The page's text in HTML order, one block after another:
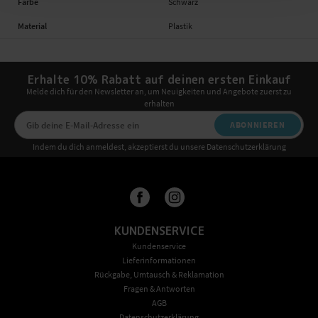
Material Plastik
Erhalte 10% Rabatt auf deinen ersten Einkauf
Melde dich für den Newsletter an, um Neuigkeiten und Angebote zuerst zu
erhalten
ABONNIEREN
Indem du dich anmeldest, akzeptierst du unsere Datenschutzerklärung
KUNDENSERVICE
Kundenservice
Lieferinformationen
Rückgabe, Umtausch & Reklamation
Fragen & Antworten
AGB